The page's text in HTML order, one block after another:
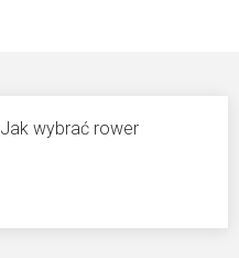
Jak wybrać rower